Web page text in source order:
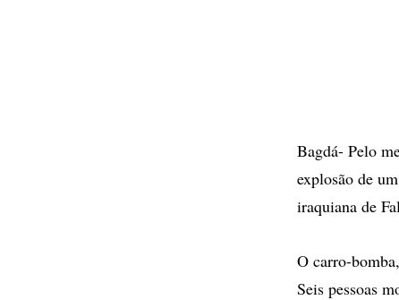
Bagdá- Pelo
explosão de
iraquiana de
O carro-
Seis pessoas